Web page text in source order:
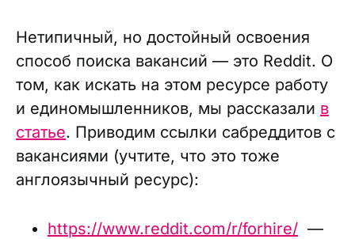
Нетипичный, но достойный освоения
способ поиска вакансий — это Reddit. О
том, как искать на этом ресурсе работу
и единомышленников, мы рассказали в
статье. Приводим ссылки сабреддитов с
вакансиями (учтите, что это тоже
англоязычный ресурс):
https://www.reddit.com/r/forhire/ —